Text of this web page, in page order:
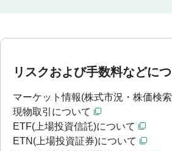
リスクおよび手数料などに
マーケット情報(株式市況・株価検
現物取引について
ETF(上場投資信託)について
ETN(上場投資証券)について